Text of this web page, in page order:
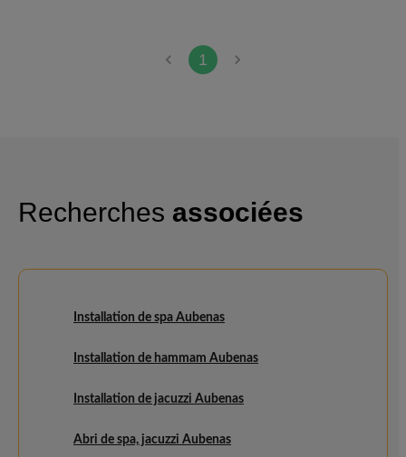
1
Recherches associées
Installation de spa Aubenas
Installation de hammam Aubenas
Installation de jacuzzi Aubenas
Abri de spa, jacuzzi Aubenas